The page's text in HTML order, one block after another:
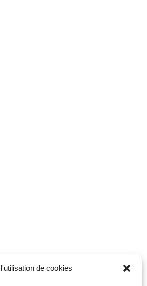
de cookies